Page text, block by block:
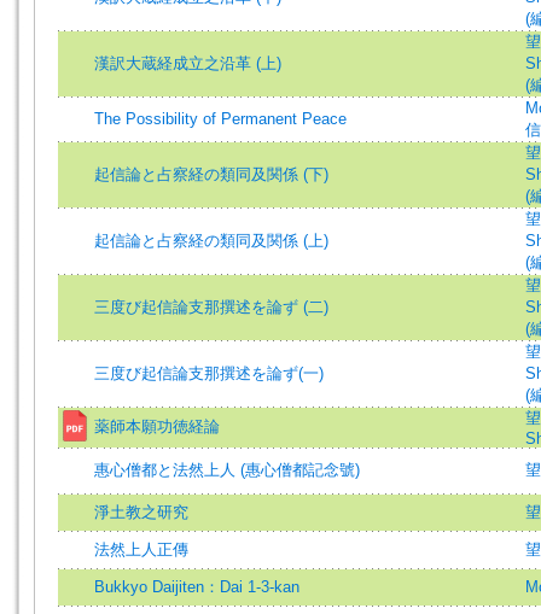
(
漢訳大蔵経成立之沿革 (上)
(
The Possibility of Permanent Peace
起信論と占察経の類同及関係 (下)
(
起信論と占察経の類同及関係 (上)
(
三度び起信論支那撰述を論ず (二)
(
三度び起信論支那撰述を論ず(一)
(
薬師本願功徳経論
惠心僧都と法然上人 (惠心僧都記念號)
淨土教之研究
法然上人正傳
Bukkyo Daijiten：Dai 1-3-kan